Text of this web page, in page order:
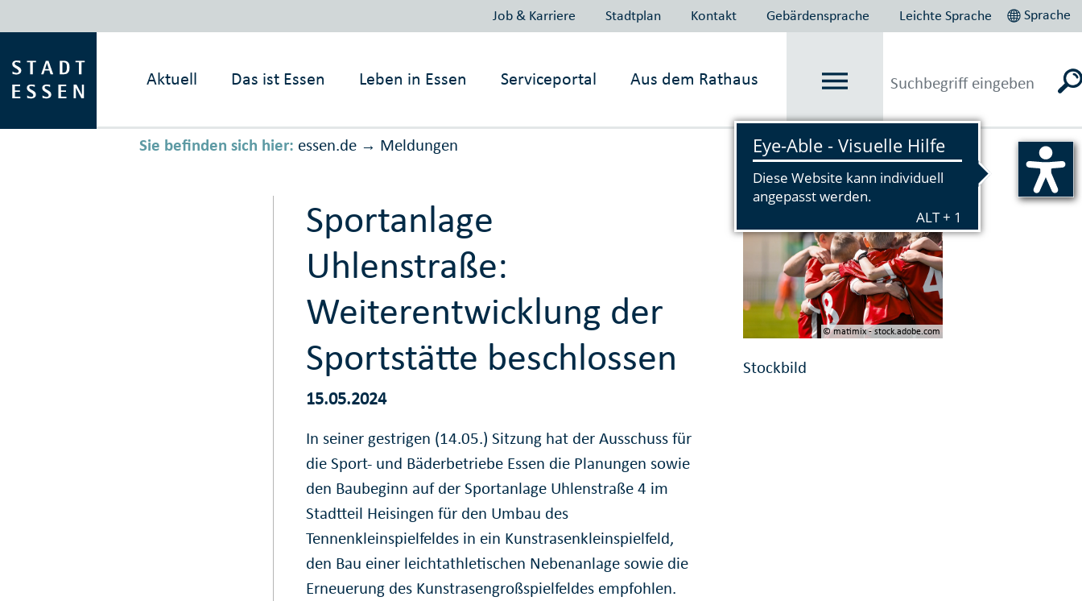
Job & Karriere Stadtplan Kontakt Gebärdensprache Leichte Sprache Sprache
Aktuell Das ist Essen Leben in Essen Serviceportal Aus dem Rathaus
Sie befinden sich hier: essen.de → Meldungen Vorlesen
Sportanlage
Uhlenstraße:
Weiterentwicklung der
Sportstätte beschlossen
15.05.2024
In seiner gestrigen (14.05.) Sitzung hat der Ausschuss für
die Sport- und Bäderbetriebe Essen die Planungen sowie
den Baubeginn auf der Sportanlage Uhlenstraße 4 im
Stadtteil Heisingen für den Umbau des
Tennenkleinspielfeldes in ein Kunstrasenkleinspielfeld,
den Bau einer leichtathletischen Nebenanlage sowie die
Erneuerung des Kunstrasengroßspielfeldes empfohlen.
© matimix - stock.adobe.com
Stockbild